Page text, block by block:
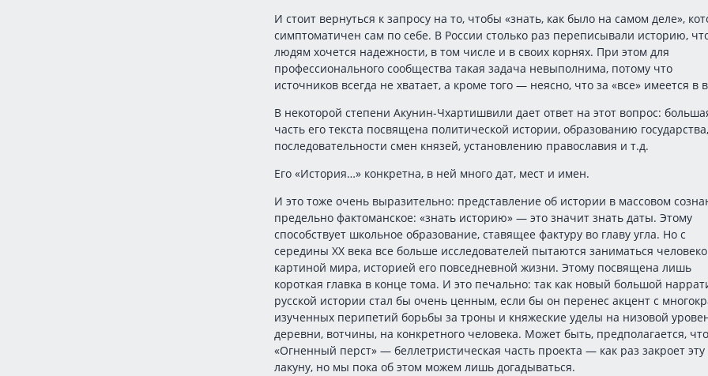
И стоит вернуться к запросу на то, чтобы «знать, как было на самом деле»,
симптоматичен сам по себе. В России столько раз переписывали историю,
людям хочется надежности, в том числе и в своих корнях. При этом для
профессионального сообщества такая задача невыполнима, потому что
источников всегда не хватает, а кроме того — неясно, что за «все» имеется в
В некоторой степени Акунин-Чхартишвили дает ответ на этот вопрос:
часть его текста посвящена политической истории, образованию государства,
последовательности смен князей, установлению православия и т.д.
Его «История…» конкретна, в ней много дат, мест и имен.
И это тоже очень выразительно: представление об истории в массовом
предельно фактоманское: «знать историю» — это значит знать даты. Этому
способствует школьное образование, ставящее фактуру во главу угла. Но с
середины XX века все больше исследователей пытаются заниматься
картиной мира, историей его повседневной жизни. Этому посвящена лишь
короткая главка в конце тома. И это печально: так как новый большой
русской истории стал бы очень ценным, если бы он перенес акцент с
изученных перипетий борьбы за троны и княжеские уделы на низовой
деревни, вотчины, на конкретного человека. Может быть, предполагается, что
«Огненный перст» — беллетристическая часть проекта — как раз закроет эту
лакуну, но мы пока об этом можем лишь догадываться.